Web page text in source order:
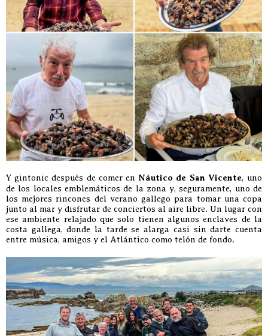
Y gintonic después de comer en Náutico de San Vicente, uno
de los locales emblemáticos de la zona y, seguramente, uno de
los mejores rincones del verano gallego para tomar una copa
junto al mar y disfrutar de conciertos al aire libre. Un lugar con
ese ambiente relajado que solo tienen algunos enclaves de la
costa gallega, donde la tarde se alarga casi sin darte cuenta
entre música, amigos y el Atlántico como telón de fondo.